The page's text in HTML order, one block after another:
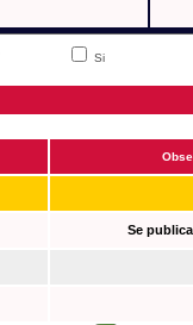
Si
Se